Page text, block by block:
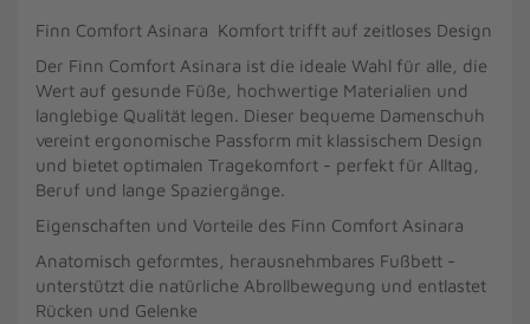
Finn Comfort Asinara Komfort trifft auf zeitloses Design
Der Finn Comfort Asinara ist die ideale Wahl für alle, die
Wert auf gesunde Füße, hochwertige Materialien und
langlebige Qualität legen. Dieser bequeme Damenschuh
vereint ergonomische Passform mit klassischem Design
und bietet optimalen Tragekomfort - perfekt für Alltag,
Beruf und lange Spaziergänge.
Eigenschaften und Vorteile des Finn Comfort Asinara
Anatomisch geformtes, herausnehmbares Fußbett -
unterstützt die natürliche Abrollbewegung und entlastet
Rücken und Gelenke